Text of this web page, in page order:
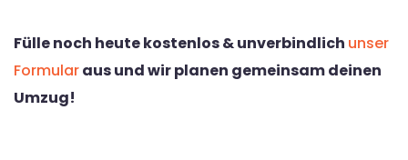
Fülle noch heute kostenlos & unverbindlich unser
Formularaus und wir planen gemeinsam deinen
Umzug!